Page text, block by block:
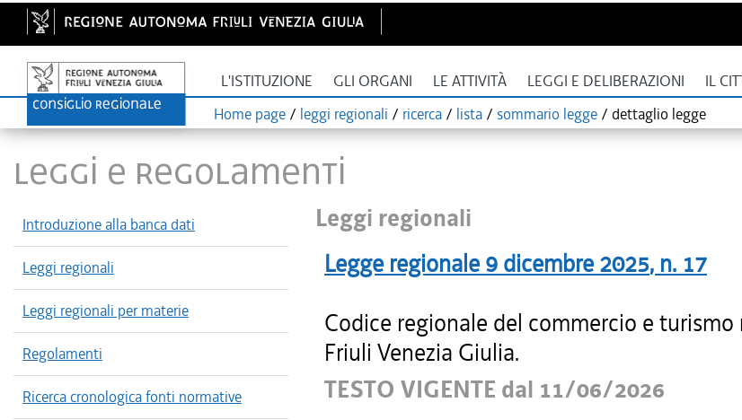
L'ISTITUZIONE GLI ORGANI LE ATTIVITÀ LEGGI E DELIBERAZIONI IL
Home page / leggi regionali / ricerca / lista / sommario legge / dettaglio legge
LEGGI E REGOLAMENTI
Introduzione alla banca dati
Leggi regionali
Leggi regionali per materie
Regolamenti
Ricerca cronologica fonti normative
Leggi regionali
Legge regionale 9 dicembre 2025, n. 17
Codice regionale del commercio e turismo
Friuli Venezia Giulia.
TESTO VIGENTE dal 11/06/2026